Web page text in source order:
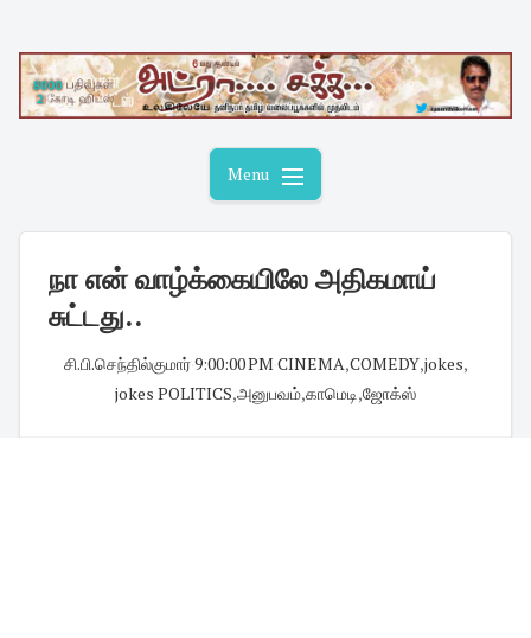
content
Menu
நா என் வாழ்க்கையிலே அதிகமாய்
சுட்டது..
சி.பி.செந்தில்குமார்·9:00:00 PM CINEMA,COMEDY,jokes,
jokes POLITICS,அனுபவம்,காமெடி,ஜோக்ஸ்